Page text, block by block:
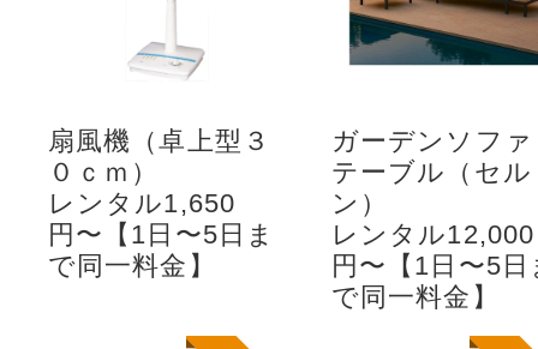
扇風機（卓上型３
０ｃｍ）
レンタル1,650
円〜【1日〜5日ま
で同一料金】
ガーデンソファ
テーブル（セル
ン）
レンタル12,000
円〜【1日〜5日
で同一料金】